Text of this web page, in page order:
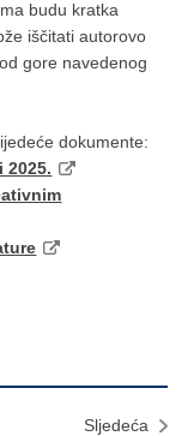
budu kratka
iščitati autorovo
gore navedenog
dokumente:
2025.
Sljedeća